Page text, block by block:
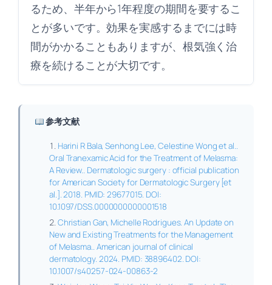
るため、半年から1年程度の期間を要するこ
とが多いです。効果を実感するまでには時
間がかかることもありますが、根気強く治
療を続けることが大切です。
参考文献
Harini R Bala, Senhong Lee, Celestine Wong et al..
Oral Tranexamic Acid for the Treatment of Melasma:
A Review.. Dermatologic surgery : official publication
for American Society for Dermatologic Surgery [et
al.]. 2018. PMID: 29677015. DOI:
10.1097/DSS.0000000000001518
Christian Gan, Michelle Rodrigues. An Update on
New and Existing Treatments for the Management
of Melasma.. American journal of clinical
dermatology. 2024. PMID: 38896402. DOI:
10.1007/s40257-024-00863-2